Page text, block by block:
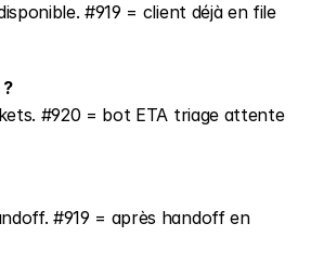
#919 = client déjà en file
#920 = bot ETA triage attente
#919 = après handoff en